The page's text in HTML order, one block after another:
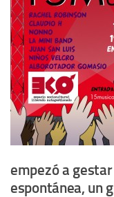
empezó a
espontánea, un